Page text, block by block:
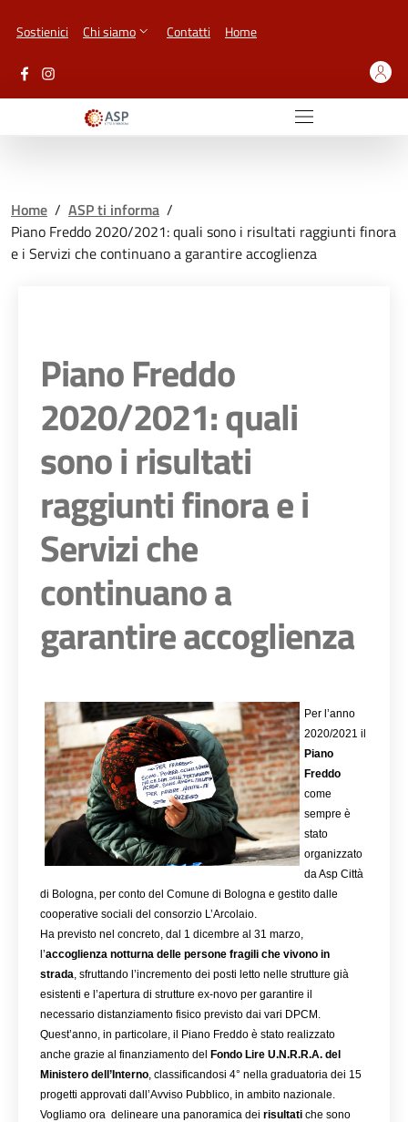
Sostienici Chi siamo Contatti Home
Home / ASP ti informa /
Piano Freddo 2020/2021: quali sono i risultati raggiunti finora
e i Servizi che continuano a garantire accoglienza
Piano Freddo
2020/2021: quali
sono i risultati
raggiunti finora e i
Servizi che
continuano a
garantire accoglienza
Per l’anno
Piano
Freddo
come
sempre è
stato
organizzato
da Asp Città
di Bologna, per conto del Comune di Bologna e gestito dalle
cooperative sociali del consorzio L’Arcolaio.
Ha previsto nel concreto, dal 1 dicembre al 31 marzo,
l’accoglienza notturna delle persone fragili che vivono in
strada, sfruttando l’incremento dei posti letto nelle strutture già
esistenti e l’apertura di strutture ex-novo per garantire il
necessario distanziamento fisico previsto dai vari DPCM.
Quest’anno, in particolare, il Piano Freddo è stato realizzato
anche grazie al finanziamento del
Fondo Lire U.N.R.R.A. del
Ministero dell’Interno, classificandosi 4° nella graduatoria dei 15
progetti approvati dall’Avviso Pubblico, in ambito nazionale.
Vogliamo ora  delineare una panoramica dei risultati che sono